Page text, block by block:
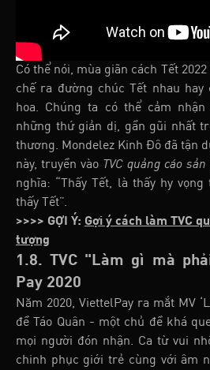
Có thể nói, mùa giãn cách Tết
chế ra đường chúc Tết nhau hay
hoa. Chúng ta có thể cảm
những thứ giản dị, gần gũi nhất
thương. Mondelez Kinh Đô đã tận
này, truyền vào TVC quảng cáo sản
nghĩa: “Thấy Tết, là thấy hy
thấy Tết”.
>>>> GỢI Ý: Gợi ý cách làm TVC
tượng
1.8. TVC "Làm gì mà
Pay 2020
Năm 2020, ViettelPay ra mắt MV
đề Táo Quân - một chủ đề khá
mọi người đón nhận. Ca từ vui
chinh phục giới trẻ cùng với âm